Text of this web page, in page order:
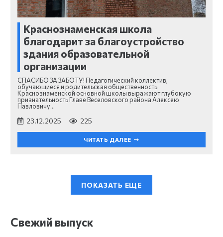
Краснознаменская школа
благодарит за благоустройство
здания образовательной
организации
СПАСИБО ЗА ЗАБОТУ! Педагогический коллектив,
обучающиеся и родительская общественность
Краснознаменской основной школы выражают глубокую
признательность Главе Веселовского района Алексею
Павловичу…
23.12.2025 225
ЧИТАТЬ ДАЛЕЕ
ПОКАЗАТЬ ЕЩЕ
Свежий выпуск